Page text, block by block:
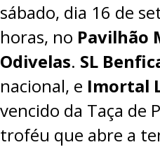
sábado, dia 16 de
horas, no Pavilhão
Odivelas. SL
nacional, e Imortal
vencido da Taça de
troféu que abre a